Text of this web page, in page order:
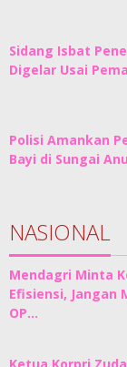
Sidang Isbat
Digelar Usai
Polisi Amankan
Bayi di Sungai
NASIONAL
Mendagri Minta
Efisiensi, Jangan
OP…